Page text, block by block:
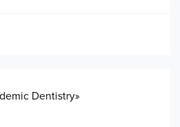
каналов прошло
Рекомендую всем, кто
Dentistry»